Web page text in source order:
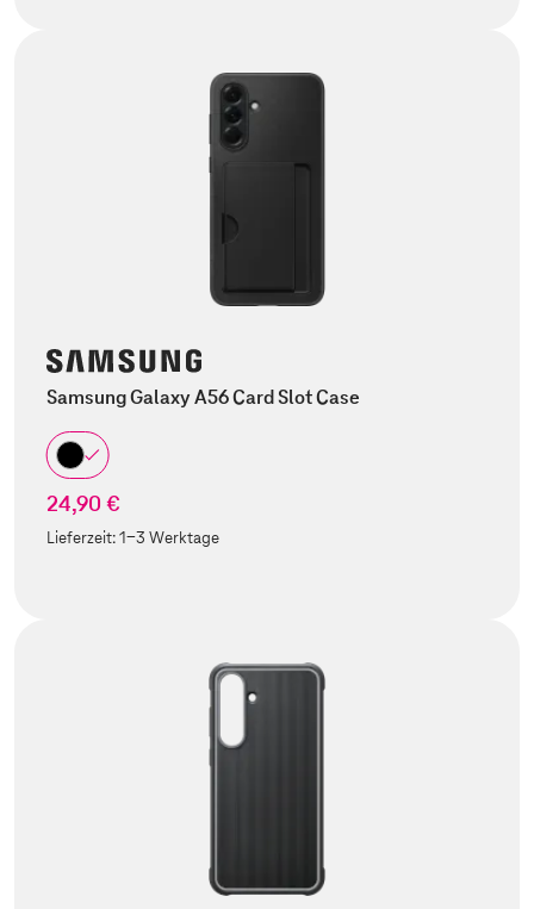
Samsung Galaxy A56 Card Slot Case
24,90 €
Lieferzeit:1-3 Werktage